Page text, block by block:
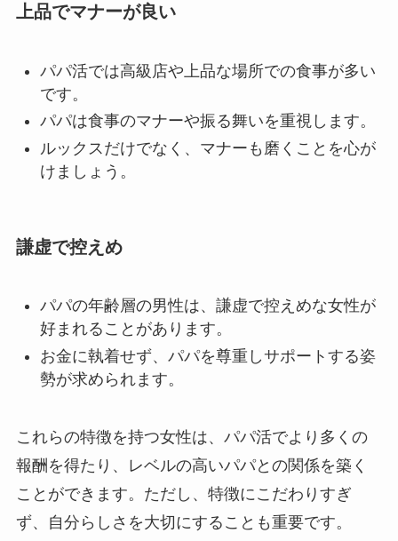
上品でマナーが良い
パパ活では高級店や上品な場所での食事が多い
です。
パパは食事のマナーや振る舞いを重視します。
ルックスだけでなく、マナーも磨くことを心が
けましょう。
謙虚で控えめ
パパの年齢層の男性は、謙虚で控えめな女性が
好まれることがあります。
お金に執着せず、パパを尊重しサポートする姿
勢が求められます。
これらの特徴を持つ女性は、パパ活でより多くの
報酬を得たり、レベルの高いパパとの関係を築く
ことができます。ただし、特徴にこだわりすぎ
ず、自分らしさを大切にすることも重要です。